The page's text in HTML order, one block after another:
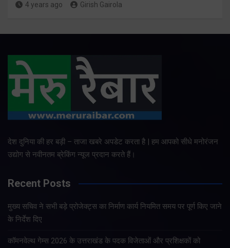
4 years ago Girish Gairola
देश दुनिया की हर बड़ी – ताजा खबरे अपडेट करता है | हम आपको सीधे मनोरंजन
उद्योग से नवीनतम ब्रेकिंग न्यूज प्रदान करते हैं।
Recent Posts
मुख्य सचिव ने सभी बड़े प्रोजेक्ट्स का निर्माण कार्य नियमित समय पर पूर्ण किए जाने
के निर्देश दिए
कॉमनवेल्थ गेम्स 2026 के उत्तराखंड के पदक विजेताओं और प्रशिक्षकों को